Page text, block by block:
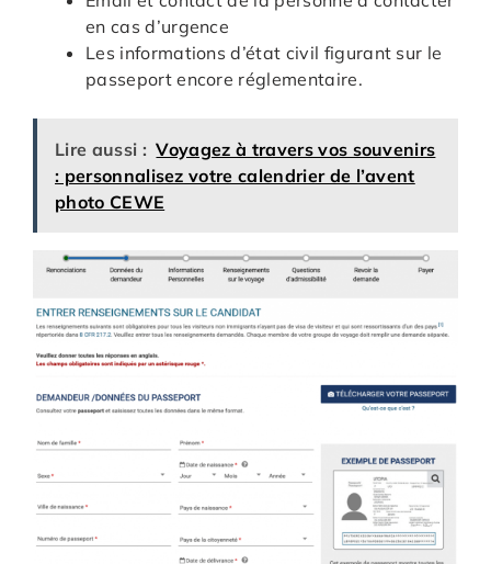
en cas d’urgence
Les informations d’état civil figurant sur le
passeport encore réglementaire.
Lire aussi : Voyagez à travers vos souvenirs
: personnalisez votre calendrier de l’avent
photo CEWE